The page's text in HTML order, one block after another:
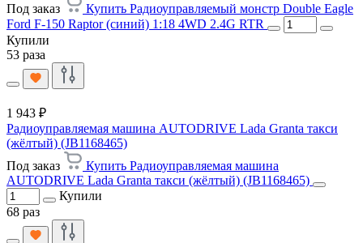
Под заказ
Купить Радиоуправляемый монстр Double Eagle
Ford F-150 Raptor (синий) 1:18 4WD 2.4G RTR
Купили
53 раза
1 943 ₽
Радиоуправляемая машина AUTODRIVE Lada Granta такси
(жёлтый) (JB1168465)
Под заказ
Купить Радиоуправляемая машина
AUTODRIVE Lada Granta такси (жёлтый) (JB1168465)
Купили
68 раз